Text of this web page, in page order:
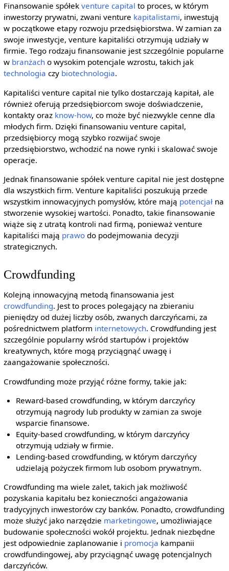
Finansowanie spółek venture capital to proces, w którym
inwestorzy prywatni, zwani venture kapitalistami, inwestują
w początkowe etapy rozwoju przedsiębiorstwa. W zamian za
swoje inwestycje, venture kapitaliści otrzymują udziały w
firmie. Tego rodzaju finansowanie jest szczególnie popularne
w branżacho wysokim potencjale wzrostu, takich jak
technologia czy biotechnologia.
Kapitaliści venture capital nie tylko dostarczają kapitał, ale
również oferują przedsiębiorcom swoje doświadczenie,
kontakty oraz know-how, co może być niezwykle cenne dla
młodych firm. Dzięki finansowaniu venture capital,
przedsiębiorcy mogą szybko rozwijać swoje
przedsiębiorstwo, wchodzić na nowe rynki i skalować swoje
operacje.
Jednak finansowanie spółek venture capital nie jest dostępne
dla wszystkich firm. Venture kapitaliści poszukują przede
wszystkim innowacyjnych pomysłów, które mają potencjałna
stworzenie wysokiej wartości. Ponadto, takie finansowanie
wiąże się z utratą kontroli nad firmą, ponieważ venture
kapitaliści mają prawodo podejmowania decyzji
strategicznych.
Crowdfunding
Kolejną innowacyjną metodą finansowania jest
crowdfunding. Jest to proces polegający na zbieraniu
pieniędzy od dużej liczby osób, zwanych darczyńcami, za
pośrednictwem platform internetowych. Crowdfunding jest
szczególnie popularny wśród startupów i projektów
kreatywnych, które mogą przyciągnąć uwagę i
zaangażowanie społeczności.
Crowdfunding może przyjąć różne formy, takie jak:
Reward-based crowdfunding, w którym darczyńcy
otrzymują nagrody lub produkty w zamian za swoje
wsparcie finansowe.
Equity-based crowdfunding, w którym darczyńcy
otrzymują udziały w firmie.
Lending-based crowdfunding, w którym darczyńcy
udzielają pożyczek firmom lub osobom prywatnym.
Crowdfunding ma wiele zalet, takich jak możliwość
pozyskania kapitału bez konieczności angażowania
tradycyjnych inwestorów czy banków. Ponadto, crowdfunding
może służyć jako narzędzie marketingowe, umożliwiające
budowanie społeczności wokół projektu. Jednak niezbędne
jest odpowiednie zaplanowanie i promocja kampanii
crowdfundingowej, aby przyciągnąć uwagę potencjalnych
darczyńców.